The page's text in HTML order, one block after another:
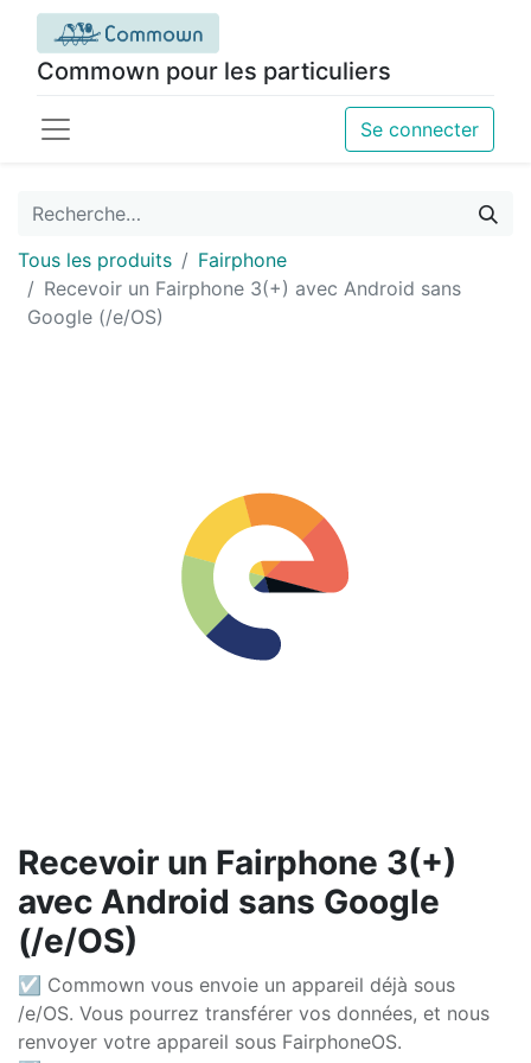
Commown pour les particuliers
Se connecter
Tous les produits
Fairphone
Recevoir un Fairphone 3(+) avec Android sans
Google (/e/OS)
Recevoir un Fairphone 3(+)
avec Android sans Google
(/e/OS)
☑ Commown vous envoie un appareil déjà sous
/e/OS. Vous pourrez transférer vos données, et nous
renvoyer votre appareil sous FairphoneOS.